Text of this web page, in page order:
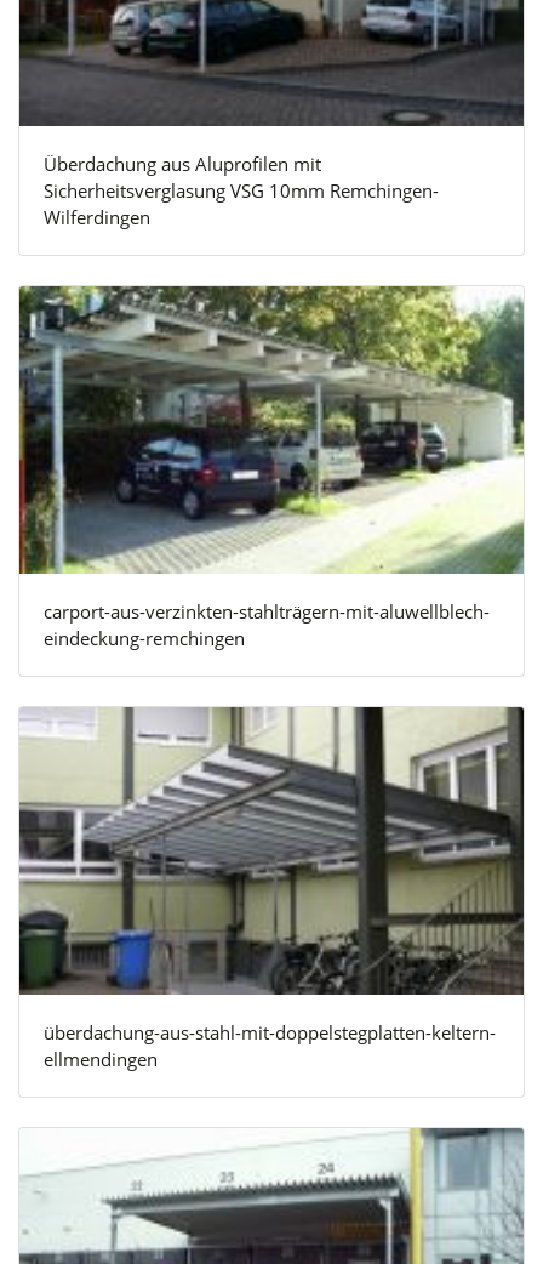
Überdachung aus Aluprofilen mit
Sicherheitsverglasung VSG 10mm Remchingen-
Wilferdingen
carport-aus-verzinkten-stahlträgern-mit-aluwellblech-
eindeckung-remchingen
überdachung-aus-stahl-mit-doppelstegplatten-keltern-
ellmendingen